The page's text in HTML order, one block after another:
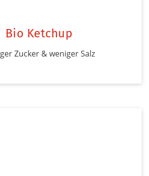
Bio Ketchup
Zucker & weniger Salz